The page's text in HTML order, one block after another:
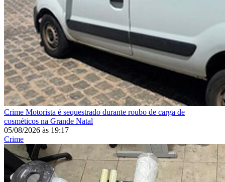
Crime Motorista é sequestrado durante roubo de carga de
cosméticos na Grande Natal
05/08/2026 às 19:17
Crime